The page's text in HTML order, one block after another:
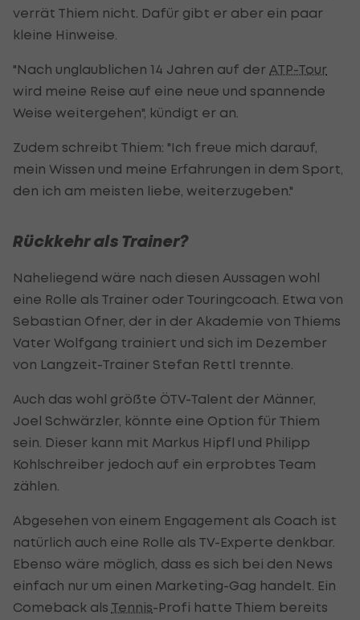
verrät Thiem nicht. Dafür gibt er aber ein paar
kleine Hinweise.
"Nach unglaublichen 14 Jahren auf der ATP-Tour
wird meine Reise auf eine neue und spannende
Weise weitergehen", kündigt er an.
Zudem schreibt Thiem: "Ich freue mich darauf,
mein Wissen und meine Erfahrungen in dem Sport,
den ich am meisten liebe, weiterzugeben."
Rückkehr als Trainer?
Naheliegend wäre nach diesen Aussagen wohl
eine Rolle als Trainer oder Touringcoach. Etwa von
Sebastian Ofner, der in der Akademie von Thiems
Vater Wolfgang trainiert und sich im Dezember
von Langzeit-Trainer Stefan Rettl trennte.
Auch das wohl größte ÖTV-Talent der Männer,
Joel Schwärzler, könnte eine Option für Thiem
sein. Dieser kann mit Markus Hipfl und Philipp
Kohlschreiber jedoch auf ein erprobtes Team
zählen.
Abgesehen von einem Engagement als Coach ist
natürlich auch eine Rolle als TV-Experte denkbar.
Ebenso wäre möglich, dass es sich bei den News
einfach nur um einen Marketing-Gag handelt. Ein
Comeback als Tennis-Profi hatte Thiem bereits